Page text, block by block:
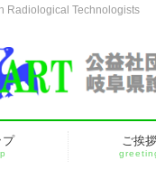
Radiological Technologists
プ ご挨拶